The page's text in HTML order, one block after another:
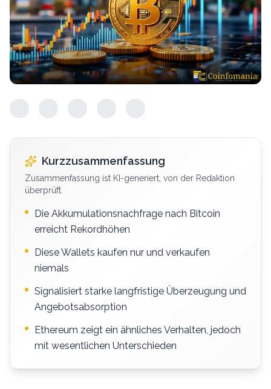
Kurzzusammenfassung
Zusammenfassung ist KI-generiert, von der Redaktion
überprüft.
Die Akkumulationsnachfrage nach Bitcoin
erreicht Rekordhöhen
Diese Wallets kaufen nur und verkaufen
niemals
Signalisiert starke langfristige Überzeugung und
Angebotsabsorption
Ethereum zeigt ein ähnliches Verhalten, jedoch
mit wesentlichen Unterschieden